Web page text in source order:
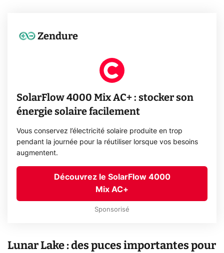
Zendure
SolarFlow 4000 Mix AC+ : stocker son
énergie solaire facilement
Vous conservez l’électricité solaire produite en trop
pendant la journée pour la réutiliser lorsque vos besoins
augmentent.
Découvrez le SolarFlow 4000
Mix AC+
Sponsorisé
Lunar Lake : des puces importantes pour